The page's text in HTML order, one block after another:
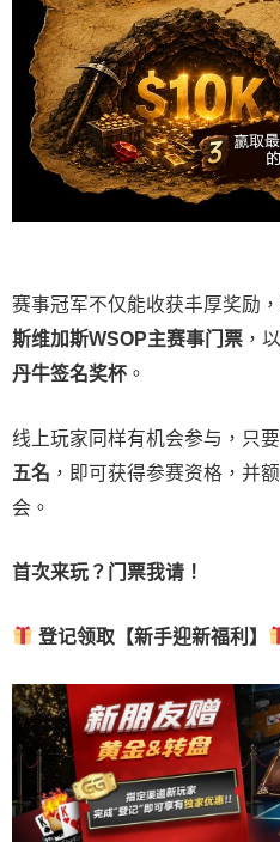
赛事冠军不仅能收获丰厚奖励
斯维加斯WSOP主赛事门票 ，
丹牛签名奖杯 。
线上玩家同样有机会参与，只
五名 ，即可获得参赛资格，并
会。
首次来玩？门票我请！
登记领取【新手迎新福利】